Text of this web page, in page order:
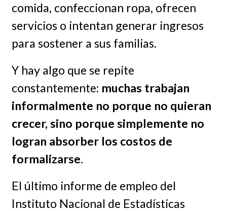
comida, confeccionan ropa, ofrecen
servicios o intentan generar ingresos
para sostener a sus familias.
Y hay algo que se repite
constantemente: muchas trabajan
informalmente no porque no quieran
crecer, sino porque simplemente no
logran absorber los costos de
formalizarse.
El último informe de empleo del
Instituto Nacional de Estadísticas